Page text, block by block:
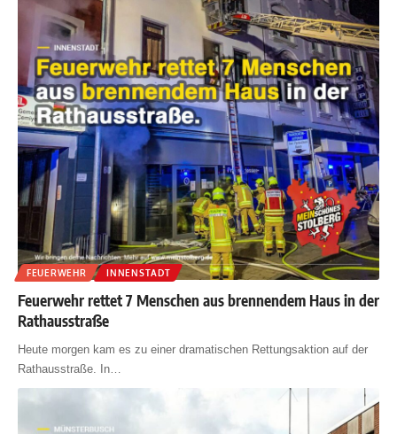
FEUERWEHR INNENSTADT
Feuerwehr rettet 7 Menschen aus brennendem Haus in der
Rathausstraße
Heute morgen kam es zu einer dramatischen Rettungsaktion auf der
Rathausstraße. In